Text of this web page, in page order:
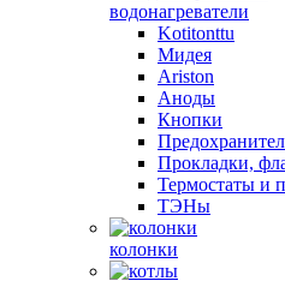
водонагреватели
Kotitonttu
Мидея
Ariston
Аноды
Кнопки
Прокладки,
Термостаты и
ТЭНы
колонки